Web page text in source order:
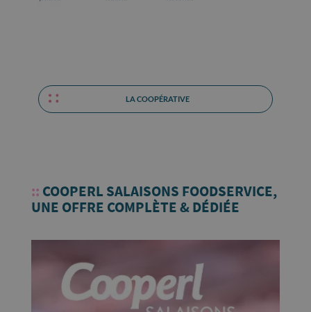
LA COOPÉRATIVE
:: COOPERL SALAISONS FOODSERVICE,
UNE OFFRE COMPLÈTE & DÉDIÉE